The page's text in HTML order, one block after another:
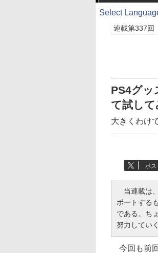
Select
連載第337回
PS4グッ
て試して
大きくわけ
ポス
当連載は
ポートする
である。ち
努力してい
今回も前